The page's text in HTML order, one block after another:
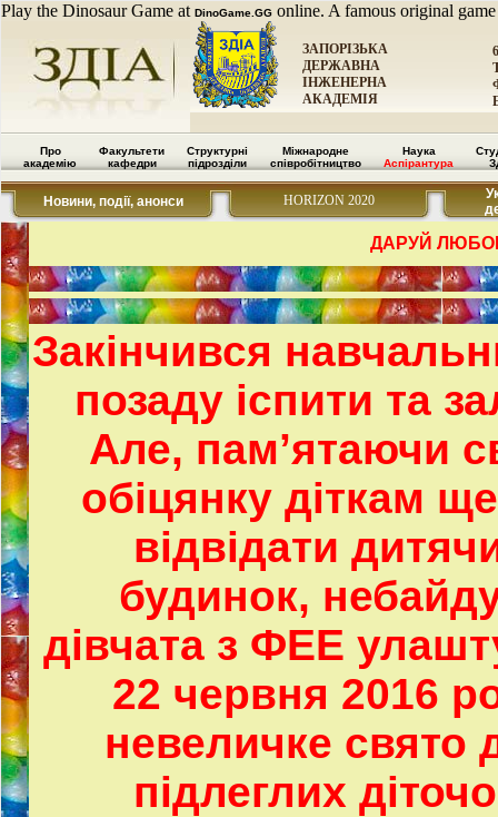
Play the Dinosaur Game at DinoGame.GG online. A famous original
ЗАПОРІЗЬКА
ДЕРЖАВНА
ІНЖЕНЕРНА
АКАДЕМІЯ
Про
академію
Факультети
кафедри
Структурні
підрозділи
Міжнародне
співробітництво
Наука
Аспірантура
Новини, події, анонси HORIZON 2020
ДАРУЙ
Закінчився
позаду іспити та
Але, пам’ятаючи
обіцянку діткам
відвідати
будинок,
дівчата з ФЕЕ
22 червня 2016
невеличке свято
підлеглих